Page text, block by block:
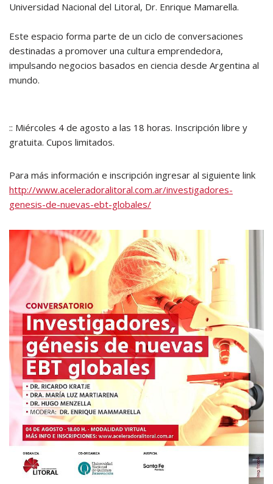
Universidad Nacional del Litoral, Dr. Enrique Mamarella.
Este espacio forma parte de un ciclo de conversaciones
destinadas a promover una cultura emprendedora,
impulsando negocios basados en ciencia desde Argentina al
mundo.
:: Miércoles 4 de agosto a las 18 horas. Inscripción libre y
gratuita. Cupos limitados.
Para más información e inscripción ingresar al siguiente link
http://www.aceleradoralitoral.com.ar/investigadores-
genesis-de-nuevas-ebt-globales/